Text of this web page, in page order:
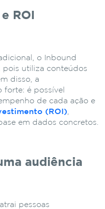
ROI
o Inbound
pois utiliza conteúdos
disso, a
forte: é possível
de cada ação e
(ROI)
em dados concretos.
audiência
pessoas